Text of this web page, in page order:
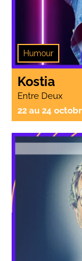
Humour
Kostia
Entre Deux
22 au 24